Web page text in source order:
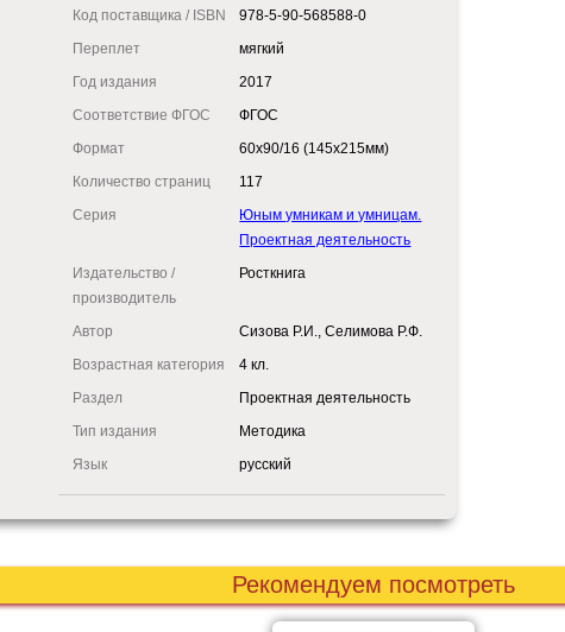
Код поставщика / ISBN
978-5-90-568588-0
Переплет
мягкий
Год издания
2017
Соответствие ФГОС
ФГОС
Формат
60x90/16 (145x215мм)
Количество страниц
117
Серия
Юным умникам и умницам.
Проектная деятельность
Издательство /
производитель
Росткнига
Автор
Сизова Р.И., Селимова Р.Ф.
Возрастная категория
4 кл.
Раздел
Проектная деятельность
Тип издания
Методика
Язык
русский
Рекомендуем посмотреть